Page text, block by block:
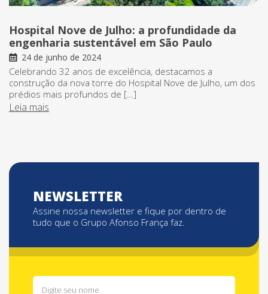
Hospital Nove de Julho: a profundidade da
engenharia sustentável em São Paulo
24 de junho de 2024
Celebrando 32 anos de excelência, destacamos a
construção da nova torre do Hospital Nove de Julho, um dos
prédios mais profundos de […]
Leia mais
NEWSLETTER
Assine nossa newsletter e fique por dentro de
tudo que o Grupo Afonso França faz.